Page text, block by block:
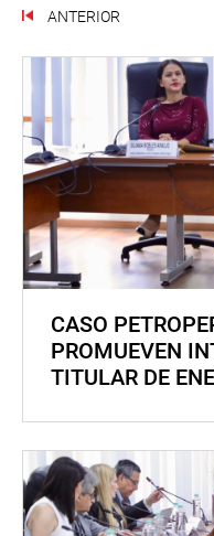
ANTERIOR
CASO
PROMUEVEN
TITULAR DE